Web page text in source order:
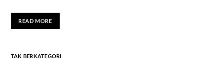
READ MORE
TAK BERKATEGORI